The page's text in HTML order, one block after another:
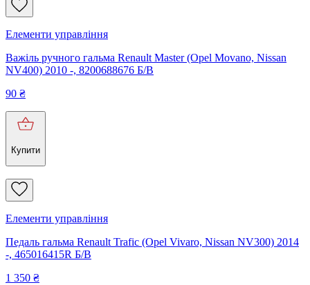
Елементи управління
Важіль ручного гальма Renault Master (Opel Movano, Nissan
NV400) 2010 -, 8200688676 Б/В
90 ₴
Купити
Елементи управління
Педаль гальма Renault Trafic (Opel Vivaro, Nissan NV300) 2014
-, 465016415R Б/В
1 350 ₴